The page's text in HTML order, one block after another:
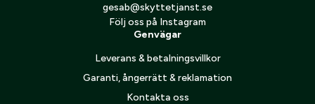
gesab@skyttetjanst.se
Följ oss på Instagram
Genvägar
Leverans & betalningsvillkor
Garanti, ångerrätt & reklamation
Kontakta oss